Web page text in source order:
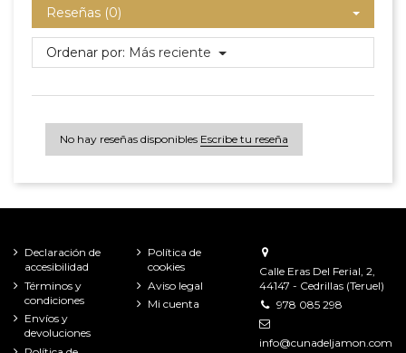
Reseñas (0)
Ordenar por: Más reciente
No hay reseñas disponibles Escribe tu reseña
Declaración de
accesibilidad
Términos y
condiciones
Envíos y
devoluciones
Política de
cookies
Aviso legal
Mi cuenta
Calle Eras Del Ferial, 2,
44147 - Cedrillas (Teruel)
978 085 298
info@cunadeljamon.com